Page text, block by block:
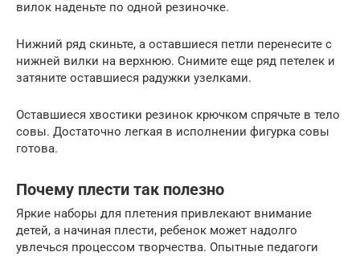
вилок наденьте по одной резиночке.
Нижний ряд скиньте, а оставшиеся петли перенесите с
нижней вилки на верхнюю. Снимите еще ряд петелек и
затяните оставшиеся радужки узелками.
Оставшиеся хвостики резинок крючком спрячьте в тело
совы. Достаточно легкая в исполнении фигурка совы
готова.
Почему плести так полезно
Яркие наборы для плетения привлекают внимание
детей, а начиная плести, ребенок может надолго
увлечься процессом творчества. Опытные педагоги